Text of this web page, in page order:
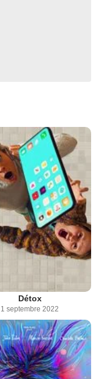
Détox
1 septembre 2022